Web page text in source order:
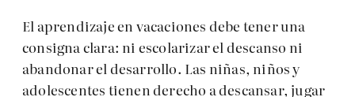
El aprendizaje en vacaciones debe tener una
consigna clara: ni escolarizar el descanso ni
abandonar el desarrollo. Las niñas, niños y
adolescentes tienen derecho a descansar, jugar